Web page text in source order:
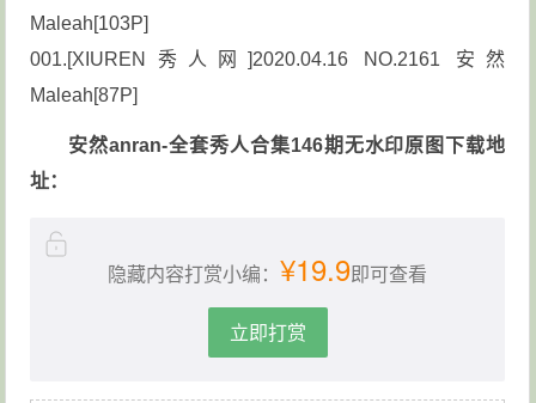
Maleah[103P]
001.[XIUREN秀人网]2020.04.16 NO.2161 安然
Maleah[87P]
安然anran-全套秀人合集146期无水印原图下载地
址：
隐藏内容打赏小编： ¥19.9即可查看
立即打赏